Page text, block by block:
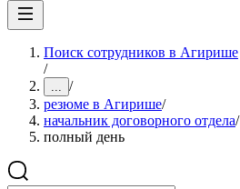
Поиск сотрудников в Агирише
/
... /
резюме в Агирише/
начальник договорного отдела/
полный день